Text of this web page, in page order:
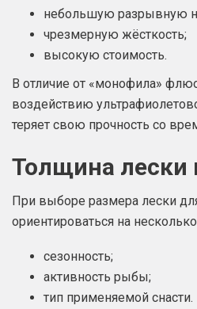
небольшую разрывную
чрезмерную жёсткость;
высокую стоимость.
В отличие от «монофила»
воздействию
теряет свою прочность со
Толщина лески
При выборе размера лески
ориентироваться на
сезонность;
активность рыбы;
тип применяемой снасти.